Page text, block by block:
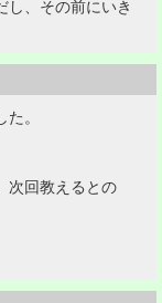
し、その前にいき
。
次回教えるとの